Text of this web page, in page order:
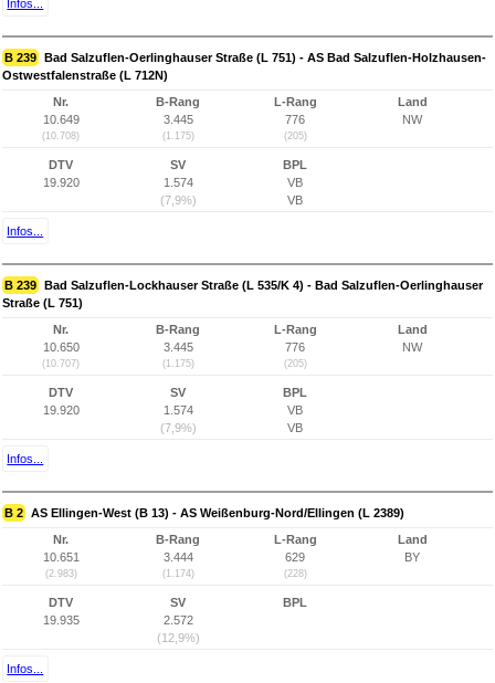
Infos...
B 239 Bad Salzuflen-Oerlinghauser Straße (L 751) - AS Bad Salzuflen-Holzhausen-
Ostwestfalenstraße (L 712N)
Nr.
10.649
(10.708)
B-Rang
3.445
(1.175)
L-Rang
776
(205)
Land
NW
DTV
19.920
SV
1.574
(7,9%)
BPL
VB
VB
Infos...
B 239 Bad Salzuflen-Lockhauser Straße (L 535/K 4) - Bad Salzuflen-Oerlinghauser
Straße (L 751)
Nr.
10.650
(10.707)
B-Rang
3.445
(1.175)
L-Rang
776
(205)
Land
NW
DTV
19.920
SV
1.574
(7,9%)
BPL
VB
VB
Infos...
B 2 AS Ellingen-West (B 13) - AS Weißenburg-Nord/Ellingen (L 2389)
Nr.
10.651
(2.983)
B-Rang
3.444
(1.174)
L-Rang
629
(228)
Land
BY
DTV
19.935
SV
2.572
(12,9%)
BPL
Infos...